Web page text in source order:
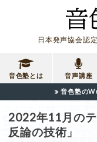
日本発声協会認
音色塾とは 音声講座
音色塾の
2022年11月の
反論の技術」